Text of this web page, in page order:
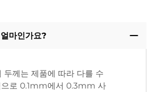
마인가요?
두께는 제품에 따라 다를 수
으로 0.1mm에서 0.3mm 사